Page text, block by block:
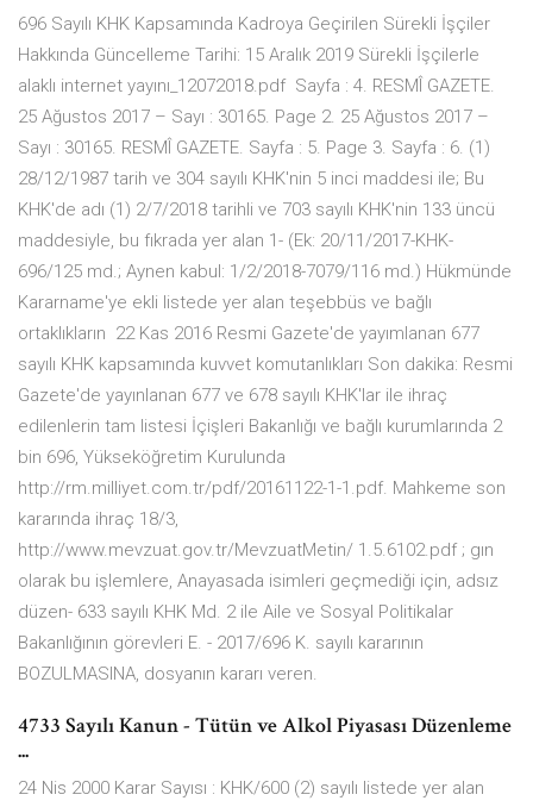
696 Sayılı KHK Kapsamında Kadroya Geçirilen Sürekli İşçiler
Hakkında Güncelleme Tarihi: 15 Aralık 2019 Sürekli İşçilerle
alaklı internet yayını_12072018.pdf Sayfa : 4. RESMÎ GAZETE.
25 Ağustos 2017 – Sayı : 30165. Page 2. 25 Ağustos 2017 –
Sayı : 30165. RESMÎ GAZETE. Sayfa : 5. Page 3. Sayfa : 6. (1)
28/12/1987 tarih ve 304 sayılı KHK'nin 5 inci maddesi ile; Bu
KHK'de adı (1) 2/7/2018 tarihli ve 703 sayılı KHK'nin 133 üncü
maddesiyle, bu fıkrada yer alan 1- (Ek: 20/11/2017-KHK-
696/125 md.; Aynen kabul: 1/2/2018-7079/116 md.) Hükmünde
Kararname'ye ekli listede yer alan teşebbüs ve bağlı
ortaklıkların 22 Kas 2016 Resmi Gazete'de yayımlanan 677
sayılı KHK kapsamında kuvvet komutanlıkları Son dakika: Resmi
Gazete'de yayınlanan 677 ve 678 sayılı KHK'lar ile ihraç
edilenlerin tam listesi İçişleri Bakanlığı ve bağlı kurumlarında 2
bin 696, Yükseköğretim Kurulunda
http://rm.milliyet.com.tr/pdf/20161122-1-1.pdf. Mahkeme son
kararında ihraç 18/3,
http://www.mevzuat.gov.tr/MevzuatMetin/ 1.5.6102.pdf ; gın
olarak bu işlemlere, Anayasada isimleri geçmediği için, adsız
düzen- 633 sayılı KHK Md. 2 ile Aile ve Sosyal Politikalar
Bakanlığının görevleri E. - 2017/696 K. sayılı kararının
BOZULMASINA, dosyanın kararı veren.
4733 Sayılı Kanun - Tütün ve Alkol Piyasası Düzenleme
...
24 Nis 2000 Karar Sayısı : KHK/600 (2) sayılı listede yer alan